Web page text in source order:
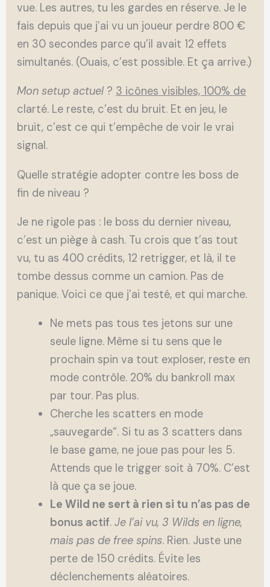
vue. Les autres, tu les gardes en réserve. Je le
fais depuis que j’ai vu un joueur perdre 800 €
en 30 secondes parce qu’il avait 12 effets
simultanés. (Ouais, c’est possible. Et ça arrive.)
Mon setup actuel ? 3 icônes visibles, 100% de
clarté. Le reste, c’est du bruit. Et en jeu, le
bruit, c’est ce qui t’empêche de voir le vrai
signal.
Quelle stratégie adopter contre les boss de
fin de niveau ?
Je ne rigole pas : le boss du dernier niveau,
c’est un piège à cash. Tu crois que t’as tout
vu, tu as 400 crédits, 12 retrigger, et là, il te
tombe dessus comme un camion. Pas de
panique. Voici ce que j’ai testé, et qui marche.
Ne mets pas tous tes jetons sur une
seule ligne. Même si tu sens que le
prochain spin va tout exploser, reste en
mode contrôle. 20% du bankroll max
par tour. Pas plus.
Cherche les scatters en mode
„sauvegarde“. Si tu as 3 scatters dans
le base game, ne joue pas pour les 5.
Attends que le trigger soit à 70%. C’est
là que ça se joue.
Le Wild ne sert à rien si tu n’as pas de
bonus actif. Je l’ai vu, 3 Wilds en ligne,
mais pas de free spins. Rien. Juste une
perte de 150 crédits. Évite les
déclenchements aléatoires.